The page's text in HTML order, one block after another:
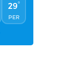
29°
PER